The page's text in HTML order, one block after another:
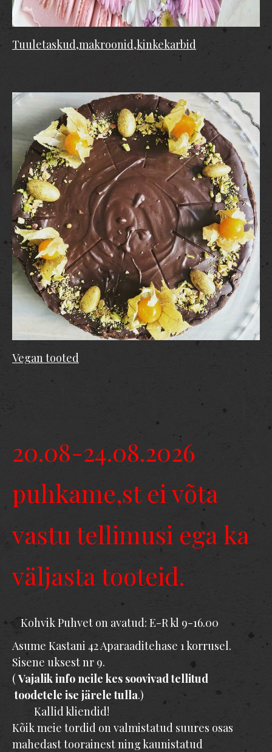
Tuuletaskud,makroonid,kinkekarbid
Vegan tooted
20.08-24.08.2026
puhkame,st ei võta
vastu tellimusi ega ka
väljasta tooteid.
Kohvik Puhvet on avatud: E-R kl 9-16.00
Asume Kastani 42 Aparaaditehase 1 korrusel.
Sisene uksest nr 9.
(Vajalik info neile kes soovivad tellitud
toodetele ise järele tulla.)
Kallid kliendid!
Kõik meie tordid on valmistatud suures osas
mahedast toorainest ning kaunistatud